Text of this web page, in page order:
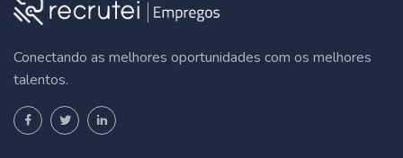
Conectando as melhores oportunidades com os melhores
talentos.